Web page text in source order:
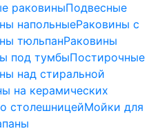
раковиныПодвесные
напольныеРаковины с
тюльпанРаковины
под тумбыПостирочные
над стиральной
на керамических
столешницейМойки для